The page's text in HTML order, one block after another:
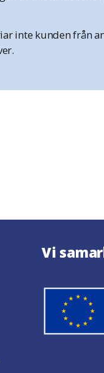
inte kunden från
Vi